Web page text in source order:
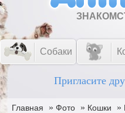
Собаки
Пригласите
Главная » Фото » Кошки »